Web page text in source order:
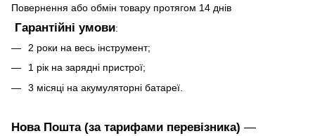
Повернення або обмін товару протягом 14 днів
Гарантійні умови:
2 роки на весь інструмент;
1 рік на зарядні пристрої;
3 місяці на акумуляторні батареї.
Нова Пошта (за тарифами перевізника) —